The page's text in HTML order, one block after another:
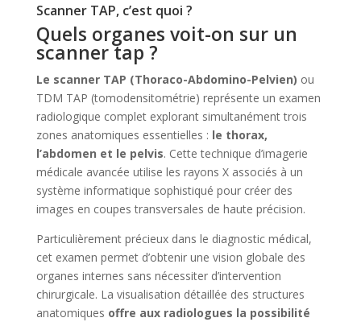
Scanner TAP, c’est quoi ?
Quels organes voit-on sur un
scanner tap ?
Le scanner TAP (Thoraco-Abdomino-Pelvien) ou
TDM TAP (tomodensitométrie) représente un examen
radiologique complet explorant simultanément trois
zones anatomiques essentielles : le thorax,
l’abdomen et le pelvis. Cette technique d’imagerie
médicale avancée utilise les rayons X associés à un
système informatique sophistiqué pour créer des
images en coupes transversales de haute précision.
Particulièrement précieux dans le diagnostic médical,
cet examen permet d’obtenir une vision globale des
organes internes sans nécessiter d’intervention
chirurgicale. La visualisation détaillée des structures
anatomiques offre aux radiologues la possibilité